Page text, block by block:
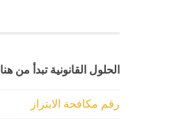
الحلول القانونية تبدأ من هنا
رقم مكافحة الابتزاز